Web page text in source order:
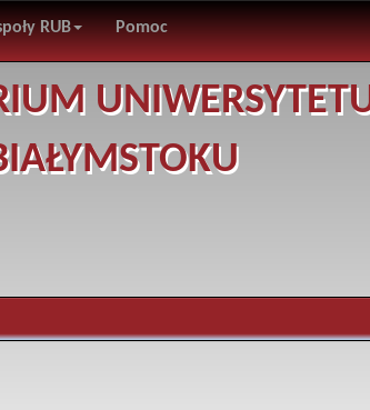
RUB Pomoc